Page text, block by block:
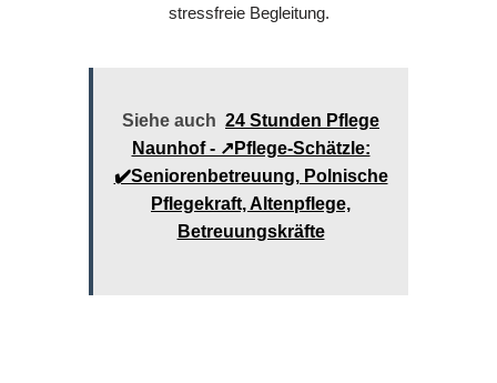
stressfreie Begleitung.
Siehe auch 24 Stunden Pflege
Naunhof - ↗️Pflege-Schätzle:
✔️Seniorenbetreuung, Polnische
Pflegekraft, Altenpflege,
Betreuungskräfte